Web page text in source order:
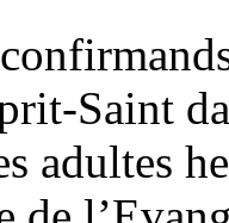
Saint
adultes